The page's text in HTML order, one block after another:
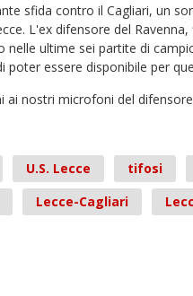
sfida contro il Cagliari, un
L'ex difensore del
nelle ultime sei partite di
poter essere disponibile per
ai nostri microfoni del
U.S. Lecce tifosi
Lecce-Cagliari